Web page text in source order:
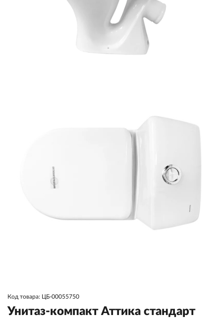
Код товара: ЦБ-00055750
Унитаз-компакт Аттика стандарт